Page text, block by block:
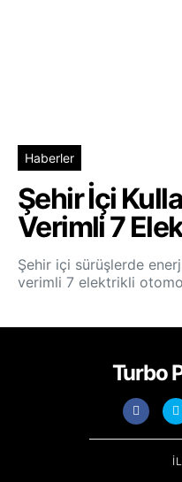
Haberler
Şehir İçi
Verimli 7
Şehir içi sürüşlerde
verimli 7 elektrikli
Turbo